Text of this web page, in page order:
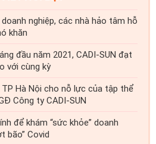
nghiệp, các nhà hảo tâm hỗ
khăn
đầu năm 2021, CADI-SUN đạt
với cùng kỳ
TP Hà Nội cho nỗ lực của tập thể
Công ty CADI-SUN
để khám “sức khỏe” doanh
bão” Covid